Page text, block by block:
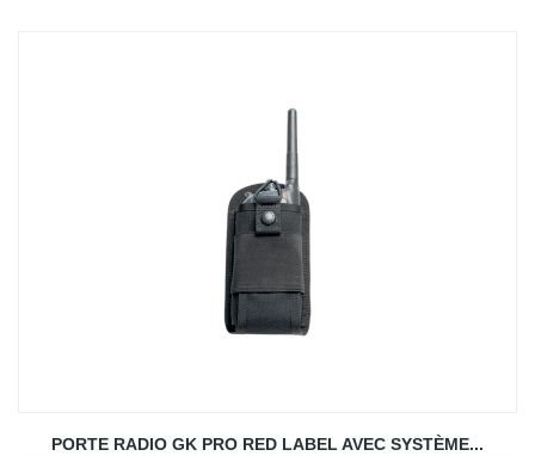
PORTE RADIO GK PRO RED LABEL AVEC SYSTÈME...